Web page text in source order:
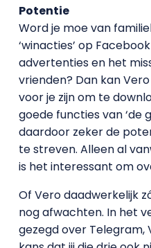
Potentie
Word je moe van
‘winacties’ op
advertenties en het
vrienden? Dan kan
voor je zijn om te
goede functies van ‘de
daardoor zeker de
te streven. Alleen al
is het interessant om
Of Vero daadwerkelijk
nog afwachten. In het
gezegd over Telegram,